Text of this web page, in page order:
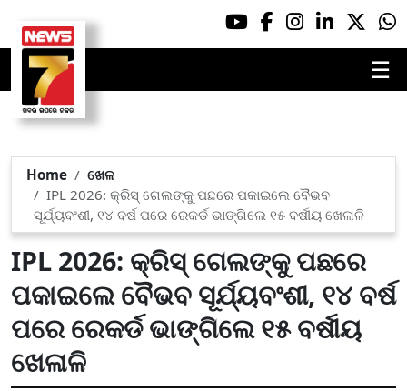
☰
Home
ଖେଳ
IPL 2026: କ୍ରିସ୍ ଗେଲଙ୍କୁ ପଛରେ ପକାଇଲେ ବୈଭବ
ସୂର୍ଯ୍ୟବଂଶୀ, ୧୪ ବର୍ଷ ପରେ ରେକର୍ଡ ଭାଙ୍ଗିଲେ ୧୫ ବର୍ଷୀୟ ଖେଳାଳି
IPL 2026: କ୍ରିସ୍ ଗେଲଙ୍କୁ ପଛରେ
ପକାଇଲେ ବୈଭବ ସୂର୍ଯ୍ୟବଂଶୀ, ୧୪ ବର୍ଷ
ପରେ ରେକର୍ଡ ଭାଙ୍ଗିଲେ ୧୫ ବର୍ଷୀୟ
ଖେଳାଳି